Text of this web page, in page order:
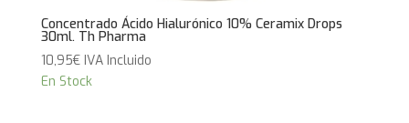
Concentrado Ácido Hialurónico 10% Ceramix Drops
30ml. Th Pharma
10,95€ IVA Incluido
En Stock